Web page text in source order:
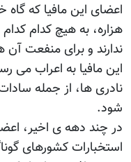
اعضای این مافیا که
هزاره، به هیچ کدام
ندارند و برای منفعت
این مافیا به اعراب می
نادری ها، از جمله
شود.
در چند دهه ی اخیر،
استخبارات کشورهای